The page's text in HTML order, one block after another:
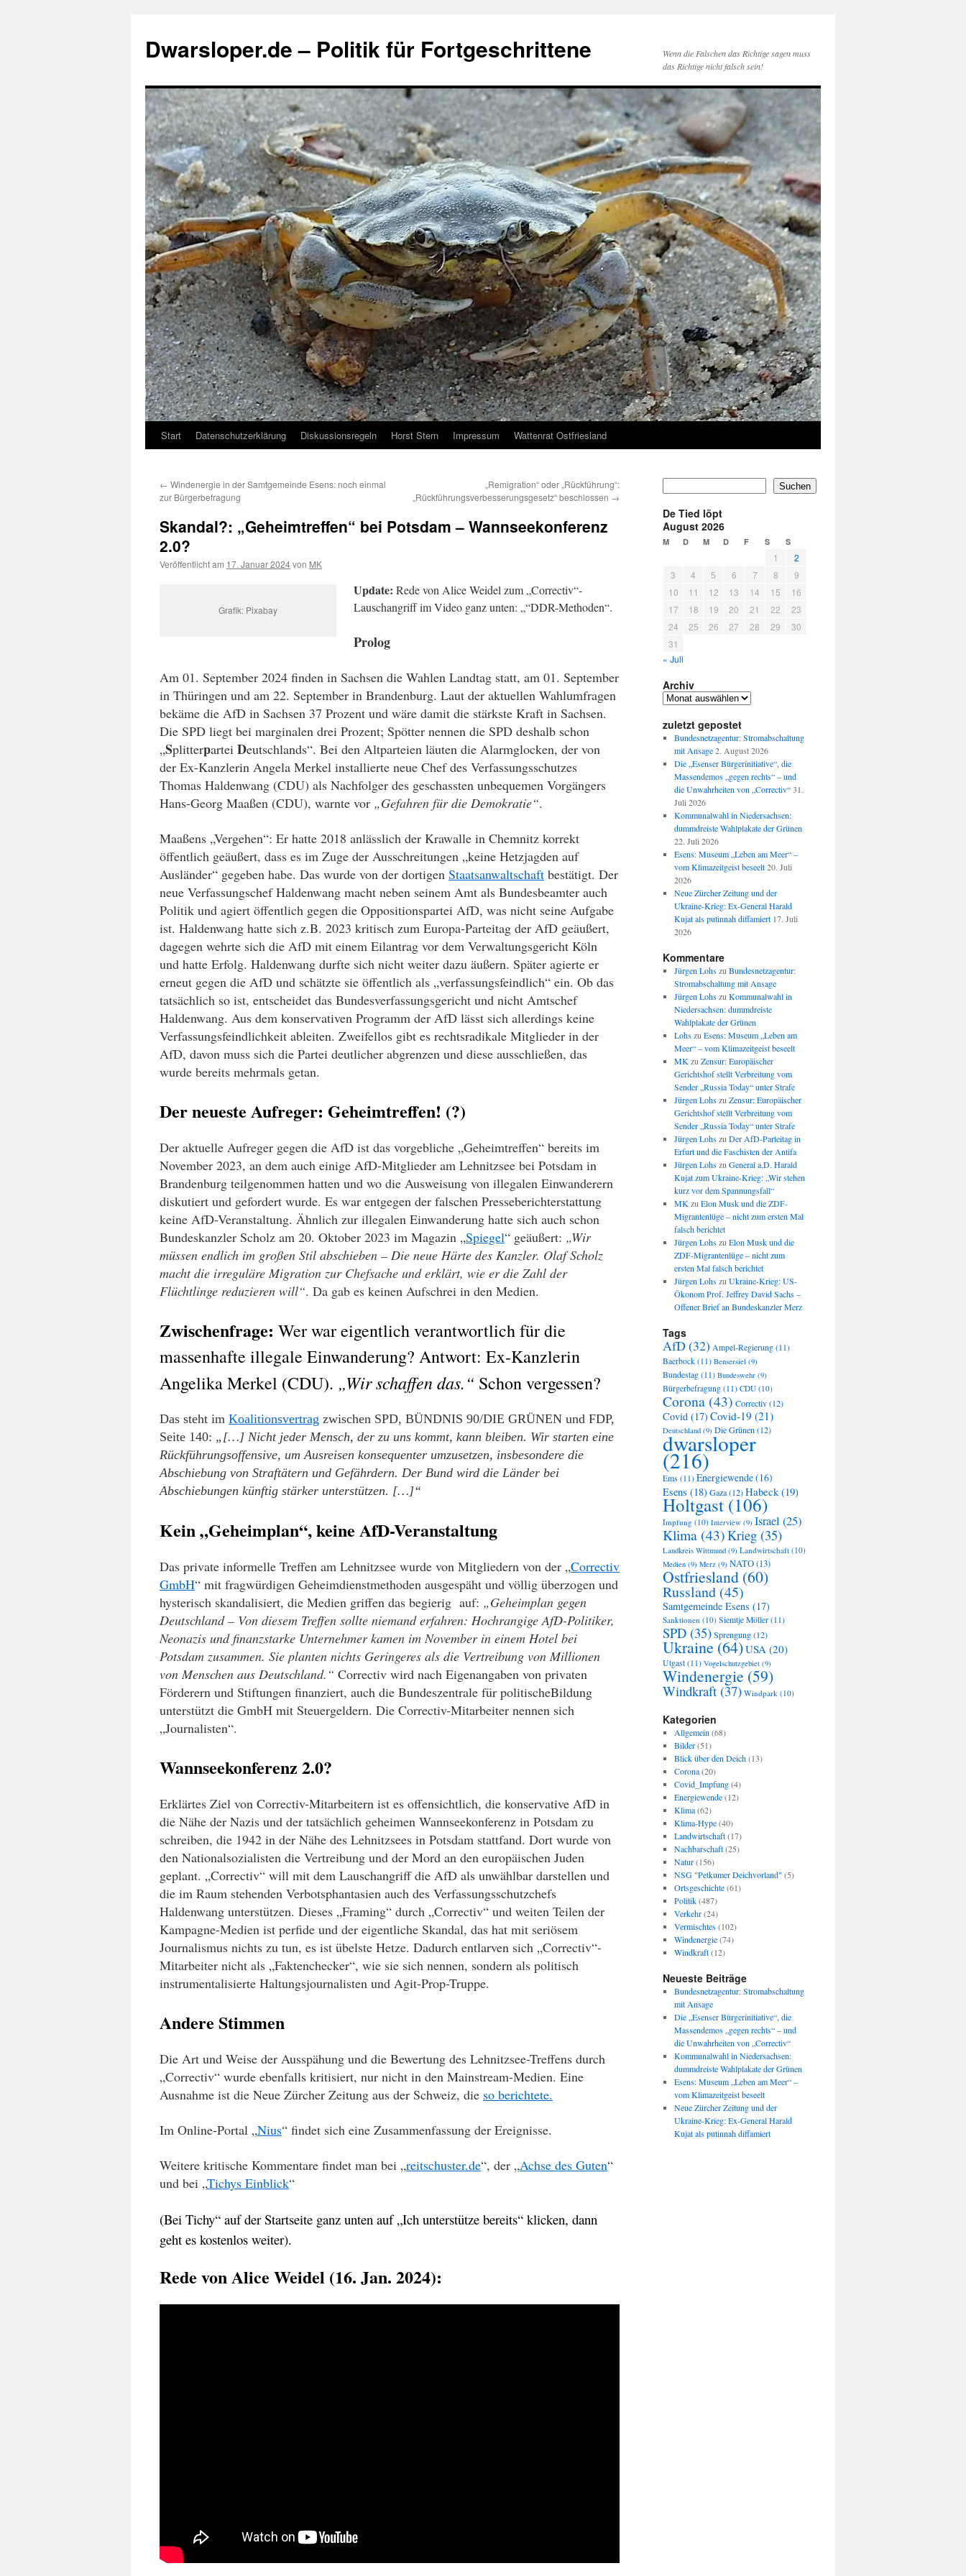
springen
Dwarsloper.de – Politik für Fortgeschrittene
Wenn die Falschen das Richtige sagen muss
das Richtige nicht falsch sein!
Start Datenschutzerklärung Diskussionsregeln Horst Stern Impressum Wattenrat Ostfriesland
← Windenergie in der Samtgemeinde Esens: noch einmal
zur Bürgerbefragung
„Remigration“ oder „Rückführung“:
„Rückführungsverbesserungsgesetz“ beschlossen →
Skandal?: „Geheimtreffen“ bei Potsdam – Wannseekonferenz
2.0?
Veröffentlicht am 17. Januar 2024von MK
Grafik: Pixabay
Update: Rede von Alice Weidel zum „Correctiv“-
Lauschangriff im Video ganz unten: „“DDR-Methoden“.
Prolog
Am 01. September 2024 finden in Sachsen die Wahlen Landtag statt, am 01. September
in Thüringen und am 22. September in Brandenburg. Laut der aktuellen Wahlumfragen
bekäme die AfD in Sachsen 37 Prozent und wäre damit die stärkste Kraft in Sachsen.
Die SPD liegt bei marginalen drei Prozent; Spötter nennen die SPD deshalb schon
„Splitterpartei Deutschlands“. Bei den Altparteien läuten die Alarmglocken, der von
der Ex-Kanzlerin Angela Merkel installierte neue Chef des Verfassungsschutzes
Thomas Haldenwang (CDU) als Nachfolger des geschassten unbequemen Vorgängers
Hans-Georg Maaßen (CDU), warnte vor „Gefahren für die Demokratie“.
Maaßens „Vergehen“: Er hatte 2018 anlässlich der Krawalle in Chemnitz korrekt
öffentlich geäußert, dass es im Zuge der Ausschreitungen „keine Hetzjagden auf
Ausländer“ gegeben habe. Das wurde von der dortigen Staatsanwaltschaft bestätigt. Der
neue Verfassungschef Haldenwang macht neben seinem Amt als Bundesbeamter auch
Politik und agiert öffentlich gegen die Oppositionspartei AfD, was nicht seine Aufgabe
ist. Haldenwang hatte sich z.B. 2023 kritisch zum Europa-Parteitag der AfD geäußert,
dagegen wehrte sich die AfD mit einem Eilantrag vor dem Verwaltungsgericht Köln
und hatte Erfolg. Haldenwang durfte sich nicht weiter dazu äußern. Später agierte er
erneut gegen die AfD und schätzte sie öffentlich als „verfassungsfeindlich“ ein. Ob das
tatsächlich so ist, entscheidet das Bundesverfassungsgericht und nicht Amtschef
Haldenwang. Aus dem konservativen Programm der AfD lässt sich allerdings keine
Verfassungsfeindlichkeit ableiten. Zweifellos gibt es rechtsradikale Mitglieder in der
AfD, davon muss sich die Partei deutlicher abgrenzen und diese ausschließen, das
wurde bereits mehrmals getan.
Der neueste Aufreger: Geheimtreffen! (?)
Der aktuelle Aufreger gegen die AfD ist das vorgebliche „Geheimtreffen“ bereits im
November 2023, an dem auch einige AfD-Mitglieder am Lehnitzsee bei Potsdam in
Brandenburg teilgenommen hatten und wo die Ausweisung von illegalen Einwanderern
diskutiert und gefordert wurde. Es war entgegen der falschen Presseberichterstattung
keine AfD-Veranstaltung. Ähnlich zur illegalen Einwanderung hatte sich auch schon
Bundeskanzler Scholz am 20. Oktober 2023 im Magazin „Spiegel“ geäußert: „Wir
müssen endlich im großen Stil abschieben – Die neue Härte des Kanzler. Olaf Scholz
macht die irreguläre Migration zur Chefsache und erklärt, wie er die Zahl der
Flüchtlinge reduzieren will“. Da gab es keinen Aufschrei in den Medien.
Zwischenfrage: Wer war eigentlich verantwortlich für die
massenhafte illegale Einwanderung? Antwort: Ex-Kanzlerin
Angelika Merkel (CDU). „Wir schaffen das.“ Schon vergessen?
Das steht im Koalitionsvertrag zwischen SPD, BÜNDNIS 90/DIE GRÜNEN und FDP,
Seite 140: „[…] Nicht jeder Mensch, der zu uns kommt, kann bleiben. Wir starten eine
Rückführungsoffensive, um Ausreisen konsequenter umzusetzen, insbesondere die
Abschiebung von Straftätern und Gefährdern. Der Bund wird die Länder bei
Abschiebungen künftig stärker unterstützen. […]“
Kein „Geheimplan“, keine AfD-Veranstaltung
Das private informelle Treffen am Lehnitzsee wurde von Mitgliedern von der „Correctiv
GmbH“ mit fragwürdigen Geheimdienstmethoden ausgespäht und völlig überzogen und
hysterisch skandalisiert, die Medien griffen das begierig auf: „Geheimplan gegen
Deutschland – Von diesem Treffen sollte niemand erfahren: Hochrangige AfD-Politiker,
Neonazis und finanzstarke Unternehmer kamen im November in einem Hotel bei
Potsdam zusammen. Sie planten nichts Geringeres als die Vertreibung von Millionen
von Menschen aus Deutschland.“ Correctiv wird nach Eigenangaben von privaten
Förderern und Stiftungen finanziert, auch die Bundeszentrale für politischeBildung
unterstützt die GmbH mit Steuergeldern. Die Correctiv-Mitarbeiter nennen sich
„Journalisten“.
Wannseekonferenz 2.0?
Erklärtes Ziel von Correctiv-Mitarbeitern ist es offensichtlich, die konservative AfD in
die Nähe der Nazis und der tatsächlich geheimen Wannseekonferenz in Potsdam zu
schreiben, die 1942 in der Nähe des Lehnitzsees in Potsdam stattfand. Dort wurde von
den Nationalsozialisten die Vertreibung und der Mord an den europäischen Juden
geplant. „Correctiv“ will mit dem Lauschangriff die AfD als unwählbar darstellen und
die im Raum stehenden Verbotsphantasien auch des Verfassungsschutzchefs
Haldenwang unterstützen. Dieses „Framing“ durch „Correctiv“ und weiten Teilen der
Kampagne-Medien ist perfide und der eigentliche Skandal, das hat mit seriösem
Journalismus nichts zu tun, es ist übelste Hetze. Dadurch entlarven sich „Correctiv“-
Mitarbeiter nicht als „Faktenchecker“, wie sie sich nennen, sondern als politisch
instrumentalisierte Haltungsjournalisten und Agit-Prop-Truppe.
Andere Stimmen
Die Art und Weise der Ausspähung und die Bewertung des Lehnitzsee-Treffens durch
„Correctiv“ wurde ebenfalls kritisiert, nur nicht in den Mainstream-Medien. Eine
Ausnahme ist die Neue Zürcher Zeitung aus der Schweiz, die so berichtete.
Im Online-Portal „Nius“ findet sich eine Zusammenfassung der Ereignisse.
Weitere kritische Kommentare findet man bei „reitschuster.de“, der „Achse des Guten“
und bei „Tichys Einblick“
(Bei Tichy“ auf der Startseite ganz unten auf „Ich unterstütze bereits“ klicken, dann
geht es kostenlos weiter).
Rede von Alice Weidel (16. Jan. 2024):
Suchen
De Tied löpt
August 2026
M D M D F S S
1
2
3
4 5 6 7 8
9
10
11 12 13 14 15
16
17
18 19 20 21 22
23
24
25 26 27 28 29
30
31
« Juli
Archiv
Archiv
zuletzt gepostet
Bundesnetzagentur: Stromabschaltung
mit Ansage 2. August 2026
Die „Esenser Bürgerinitiative“, die
Massendemos „gegen rechts“ – und
die Unwahrheiten von „Correctiv“ 31.
Juli 2026
Kommunalwahl in Niedersachsen:
dummdreiste Wahlplakate der Grünen
22. Juli 2026
Esens: Museum „Leben am Meer“ –
vom Klimazeitgeist beseelt 20. Juli
2026
Neue Zürcher Zeitung und der
Ukraine-Krieg: Ex-General Harald
Kujat als putinnah diffamiert 17. Juli
2026
Kommentare
Jürgen Lohszu Bundesnetzagentur:
Stromabschaltung mit Ansage
Jürgen Lohszu Kommunalwahl in
Niedersachsen: dummdreiste
Wahlplakate der Grünen
Lohszu Esens: Museum „Leben am
Meer“ – vom Klimazeitgeist beseelt
MK zu Zensur: Europäischer
Gerichtshof stellt Verbreitung vom
Sender „Russia Today“ unter Strafe
Jürgen Lohszu Zensur: Europäischer
Gerichtshof stellt Verbreitung vom
Sender „Russia Today“ unter Strafe
Jürgen Lohszu Der AfD-Parteitag in
Erfurt und die Faschisten der Antifa
Jürgen Lohszu General a.D. Harald
Kujat zum Ukraine-Krieg: „Wir stehen
kurz vor dem Spannungsfall“
MK zu Elon Musk und die ZDF-
Migrantenlüge – nicht zum ersten Mal
falsch berichtet
Jürgen Lohszu Elon Musk und die
ZDF-Migrantenlüge – nicht zum
ersten Mal falsch berichtet
Jürgen Lohszu Ukraine-Krieg: US-
Ökonom Prof. Jeffrey David Sachs –
Offener Brief an Bundeskanzler Merz
Tags
AfD(32) Ampel-Regierung (11)
Baerbock (11) Bensersiel (9)
Bundestag (11) Bundeswehr (9)
Bürgerbefragung (11) CDU (10)
Corona (43) Correctiv(12)
Covid (17) Covid-19 (21)
Deutschland (9) Die Grünen(12)
dwarsloper
(216)
Ems (11) Energiewende(16)
Esens (18)Gaza(12)Habeck(19)
Holtgast (106)
Impfung (10) Interview (9) Israel (25)
Klima (43)Krieg (35)
Landkreis Wittmund (9) Landwirtschaft (10)
Medien (9) Merz (9) NATO(13)
Ostfriesland (60)
Russland (45)
Samtgemeinde Esens (17)
Sanktionen (10) Siemtje Möller (11)
SPD (35)Sprengung(12)
Ukraine (64)USA (20)
Utgast (11) Vogelschutzgebiet (9)
Windenergie (59)
Windkraft (37) Windpark (10)
Kategorien
Allgemein (68)
Bilder(51)
Blick über den Deich(13)
Corona(20)
Covid_Impfung(4)
Energiewende(12)
Klima(62)
Klima-Hype(40)
Landwirtschaft(17)
Nachbarschaft(25)
Natur(156)
NSG "Petkumer Deichvorland" (5)
Ortsgeschichte(61)
Politik(487)
Verkehr(24)
Vermischtes(102)
Windenergie(74)
Windkraft(12)
Neueste Beiträge
Bundesnetzagentur: Stromabschaltung
mit Ansage
Die „Esenser Bürgerinitiative“, die
Massendemos „gegen rechts“ – und
die Unwahrheiten von „Correctiv“
Kommunalwahl in Niedersachsen:
dummdreiste Wahlplakate der Grünen
Esens: Museum „Leben am Meer“ –
vom Klimazeitgeist beseelt
Neue Zürcher Zeitung und der
Ukraine-Krieg: Ex-General Harald
Kujat als putinnah diffamiert